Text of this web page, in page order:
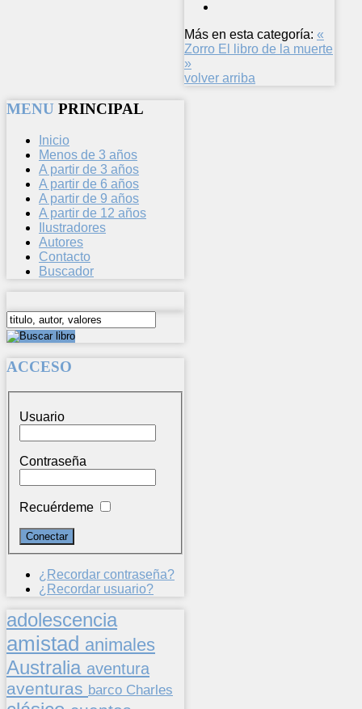
Más en esta categoría: «
Zorro El libro de la muerte
»
volver arriba
MENU PRINCIPAL
Inicio
Menos de 3 años
A partir de 3 años
A partir de 6 años
A partir de 9 años
A partir de 12 años
Ilustradores
Autores
Contacto
Buscador
ACCESO
Usuario
Contraseña
Recuérdeme
¿Recordar contraseña?
¿Recordar usuario?
adolescencia
amistad animales
Australia aventura
aventuras barco Charles